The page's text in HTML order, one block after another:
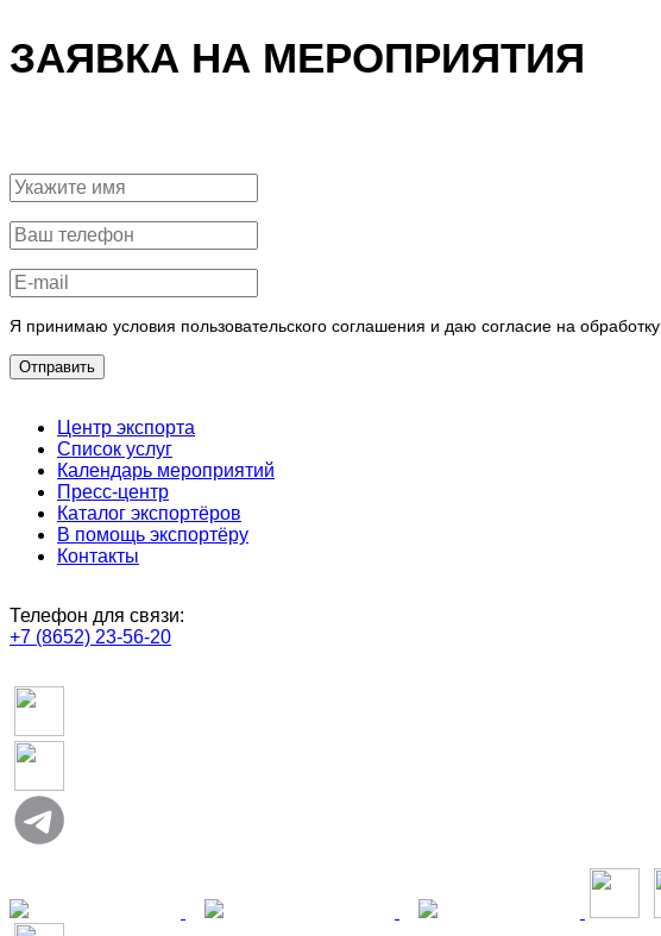
ЗАЯВКА НА МЕРОПРИЯТИЯ
Я принимаю условия пользовательского соглашения и даю согласие на обработку
Отправить
Центр экспорта
Список услуг
Календарь мероприятий
Пресс-центр
Каталог экспортёров
В помощь экспортёру
Контакты
Телефон для связи:
+7 (8652) 23-56-20